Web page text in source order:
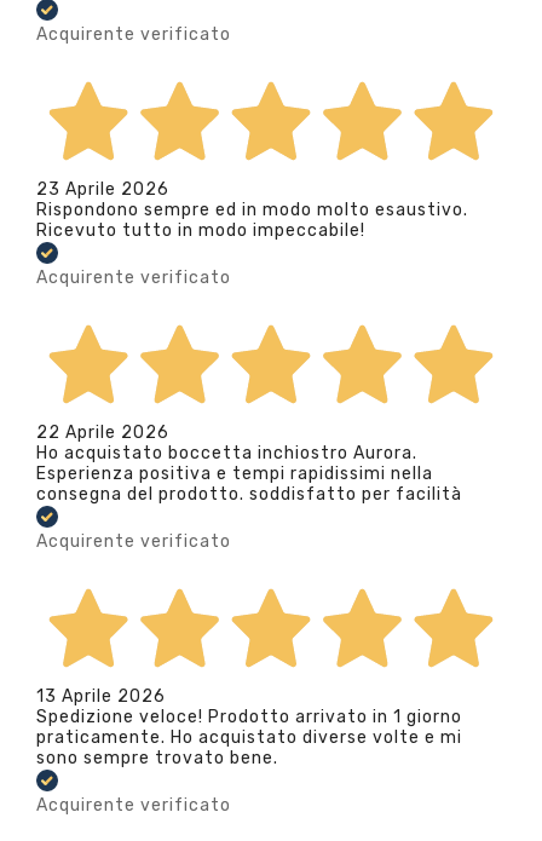
Acquirente verificato
23 Aprile 2026
Rispondono sempre ed in modo molto esaustivo.
Ricevuto tutto in modo impeccabile!
Acquirente verificato
22 Aprile 2026
Ho acquistato boccetta inchiostro Aurora.
Esperienza positiva e tempi rapidissimi nella
consegna del prodotto. soddisfatto per facilità
Acquirente verificato
13 Aprile 2026
Spedizione veloce! Prodotto arrivato in 1 giorno
praticamente. Ho acquistato diverse volte e mi
sono sempre trovato bene.
Acquirente verificato